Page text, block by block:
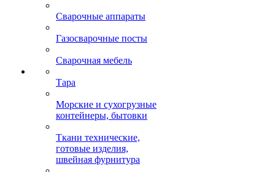
Сварочные аппараты
Газосварочные посты
Сварочная мебель
Тара
Морские и сухогрузные
контейнеры, бытовки
Ткани технические,
готовые изделия,
швейная фурнитура